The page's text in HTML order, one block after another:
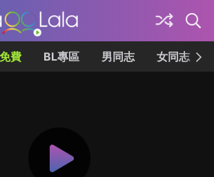
免費 BL專區 男同志 女同志